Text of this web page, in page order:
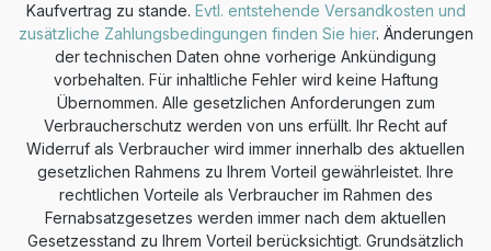
Kaufvertrag zu stande. Evtl. entstehende Versandkosten und
zusätzliche Zahlungsbedingungen finden Sie hier. Änderungen
der technischen Daten ohne vorherige Ankündigung
vorbehalten. Für inhaltliche Fehler wird keine Haftung
Übernommen. Alle gesetzlichen Anforderungen zum
Verbraucherschutz werden von uns erfüllt. Ihr Recht auf
Widerruf als Verbraucher wird immer innerhalb des aktuellen
gesetzlichen Rahmens zu Ihrem Vorteil gewährleistet. Ihre
rechtlichen Vorteile als Verbraucher im Rahmen des
Fernabsatzgesetzes werden immer nach dem aktuellen
Gesetzesstand zu Ihrem Vorteil berücksichtigt. Grundsätzlich